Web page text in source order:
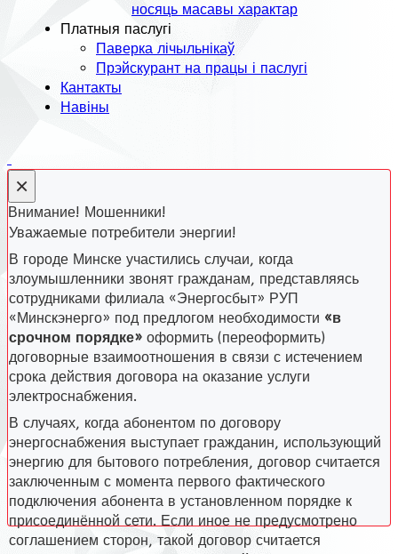
носяць масавы характар
Платныя паслугі
Паверка лічыльнікаў
Прэйскурант на працы і паслугі
Кантакты
Навіны
×
Внимание! Мошенники!
Уважаемые потребители энергии!
В городе Минске участились случаи, когда
злоумышленники звонят гражданам, представляясь
сотрудниками филиала «Энергосбыт» РУП
«Минскэнерго» под предлогом необходимости «в
срочном порядке» оформить (переоформить)
договорные взаимоотношения в связи с истечением
срока действия договора на оказание услуги
электроснабжения.
В случаях, когда абонентом по договору
энергоснабжения выступает гражданин, использующий
энергию для бытового потребления, договор считается
заключенным с момента первого фактического
подключения абонента в установленном порядке к
присоединённой сети. Если иное не предусмотрено
соглашением сторон, такой договор считается